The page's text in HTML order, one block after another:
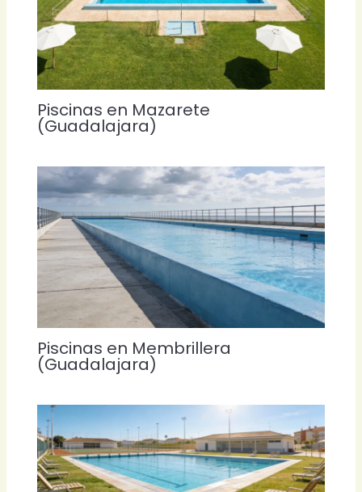
Piscinas en Mazarete
(Guadalajara)
Piscinas en Membrillera
(Guadalajara)